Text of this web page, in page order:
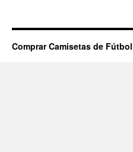
Comprar Camisetas de